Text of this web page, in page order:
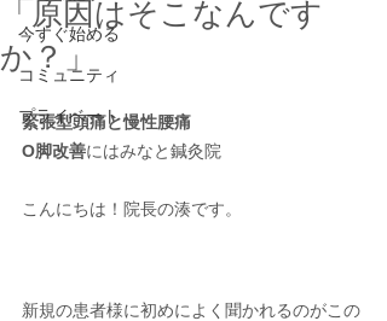
今すぐ始める
コミュニティ
プライベート
「原因はそこなんです
か？」
緊張型頭痛と慢性腰痛
O脚改善にはみなと鍼灸院
こんにちは！院長の湊です。
新規の患者様に初めによく聞かれるのがこの